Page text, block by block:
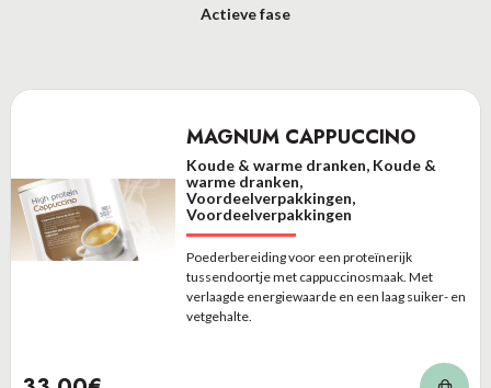
Actieve fase
MAGNUM CAPPUCCINO
Koude & warme dranken, Koude &
warme dranken,
Voordeelverpakkingen,
Voordeelverpakkingen
Poederbereiding voor een proteïnerijk
tussendoortje met cappuccinosmaak. Met
verlaagde energiewaarde en een laag suiker- en
vetgehalte.